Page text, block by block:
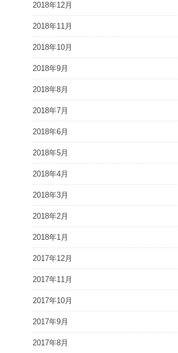
2018年12月
2018年11月
2018年10月
2018年9月
2018年8月
2018年7月
2018年6月
2018年5月
2018年4月
2018年3月
2018年2月
2018年1月
2017年12月
2017年11月
2017年10月
2017年9月
2017年8月